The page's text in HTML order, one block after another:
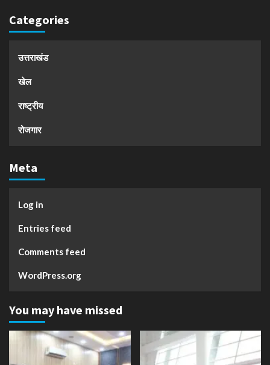
Categories
उत्तराखंड
खेल
राष्ट्रीय
रोजगार
Meta
Log in
Entries feed
Comments feed
WordPress.org
You may have missed